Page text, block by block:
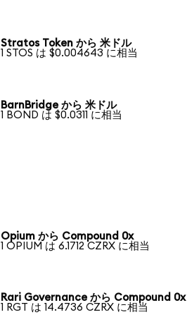
Stratos Token から 米ドル
1 STOS は $0.004643 に相当
BarnBridge から 米ドル
1 BOND は $0.0311 に相当
Opium から Compound 0x
1 OPIUM は 6.1712 CZRX に相当
Rari Governance から Compound 0x
1 RGT は 14.4736 CZRX に相当